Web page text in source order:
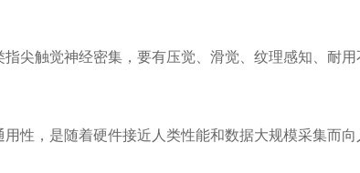
尖触觉神经密集，要有压觉、滑觉、纹理感知、耐
性，是随着硬件接近人类性能和数据大规模采集而